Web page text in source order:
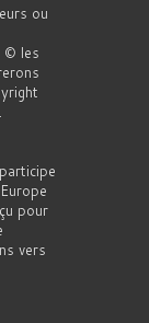
ou
© les
pour
vers